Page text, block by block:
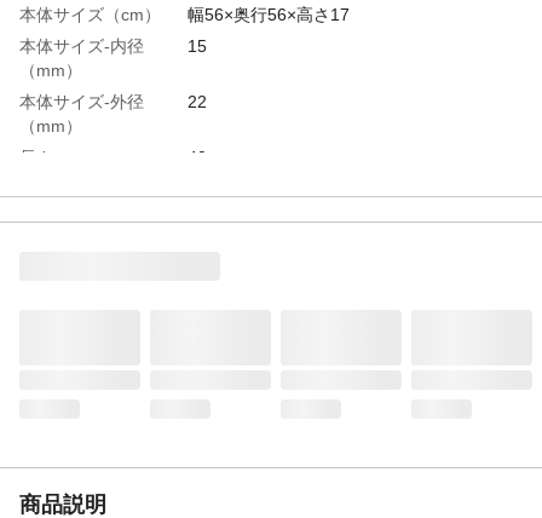
本体サイズ（cm）
幅56×奥行56×高さ17
本体サイズ-内径
（mm）
15
本体サイズ-外径
（mm）
22
長さ
40m
商品説明